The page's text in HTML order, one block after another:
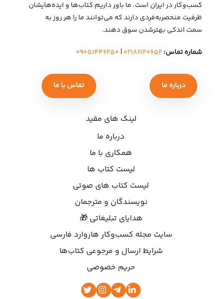
کسب‌وکار در ایران است. ما باور داریم کتاب‌ها و ایده‌هایشان
ظرفیت منحصربه‌فردی دارند که می‌توانند ما را هر روز به
سمت اندکی بهتر‌شدن سوق دهند.
شماره تماس: ۰۲۱۸۶۱۲۰۶۵۲| ۰۹۰۵۱۴۴۶۲۵۰
درباره ما تماس با ما
لینک های مفید
درباره ما
همکاری با ما
لیست کتاب ها
لیست کتاب های صوتی
نویسندگان و مترجمان
هدایای تبلیغاتی 🎁
سایت مجله کسب‌وکار هاروارد فارسی
شرایط ارسال و مرجوعی کتاب‌ها
حریم خصوصی